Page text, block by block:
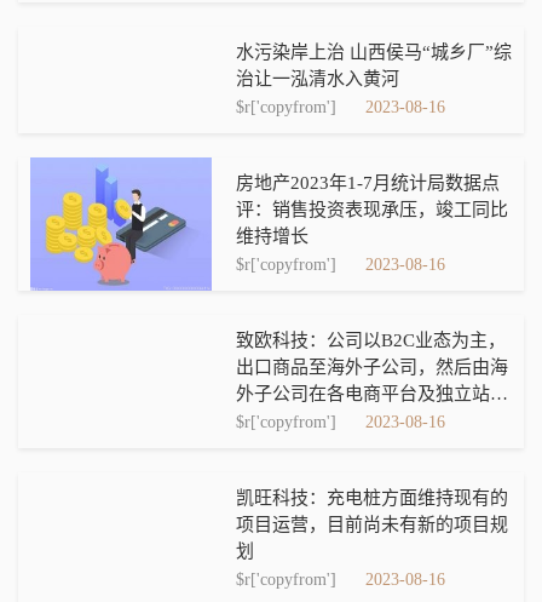
水污染岸上治 山西侯马“城乡厂”综
治让一泓清水入黄河
$r['copyfrom'] 2023-08-16
房地产2023年1-7月统计局数据点
评：销售投资表现承压，竣工同比
维持增长
$r['copyfrom'] 2023-08-16
致欧科技：公司以B2C业态为主，
出口商品至海外子公司，然后由海
外子公司在各电商平台及独立站对
外销售
$r['copyfrom'] 2023-08-16
凯旺科技：充电桩方面维持现有的
项目运营，目前尚未有新的项目规
划
$r['copyfrom'] 2023-08-16